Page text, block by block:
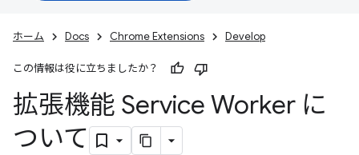
ホーム Docs Chrome Extensions Develop
この情報は役に立ちましたか？
拡張機能 Service Worker に
ついて